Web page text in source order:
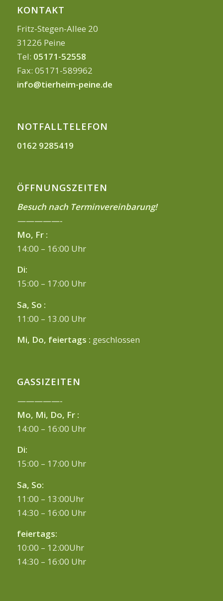
KONTAKT
Fritz-Stegen-Allee 20
31226 Peine
Tel: 05171-52558
Fax: 05171-589962
info@tierheim-peine.de
NOTFALLTELEFON
0162 9285419
ÖFFNUNGSZEITEN
Besuch nach Terminvereinbarung!
—————-
Mo, Fr :
14:00 – 16:00 Uhr
Di:
15:00 – 17:00 Uhr
Sa, So :
11:00 – 13.00 Uhr
Mi, Do, feiertags : geschlossen
GASSIZEITEN
—————-
Mo, Mi, Do, Fr :
14:00 – 16:00 Uhr
Di:
15:00 – 17:00 Uhr
Sa, So:
11:00 – 13:00Uhr
14:30 – 16:00 Uhr
feiertags:
10:00 – 12:00Uhr
14:30 – 16:00 Uhr